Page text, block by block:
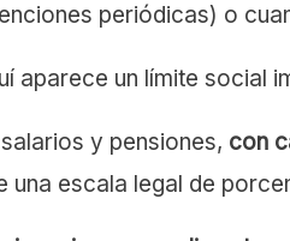
periódicas) o
aparece un límite social
salarios y pensiones, con
una escala legal de